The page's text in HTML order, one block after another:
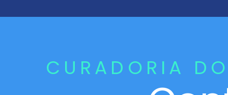
CURADORIA